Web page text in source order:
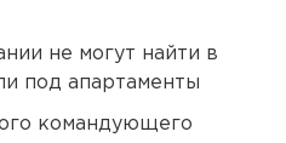
не могут найти в
под апартаменты
командующего